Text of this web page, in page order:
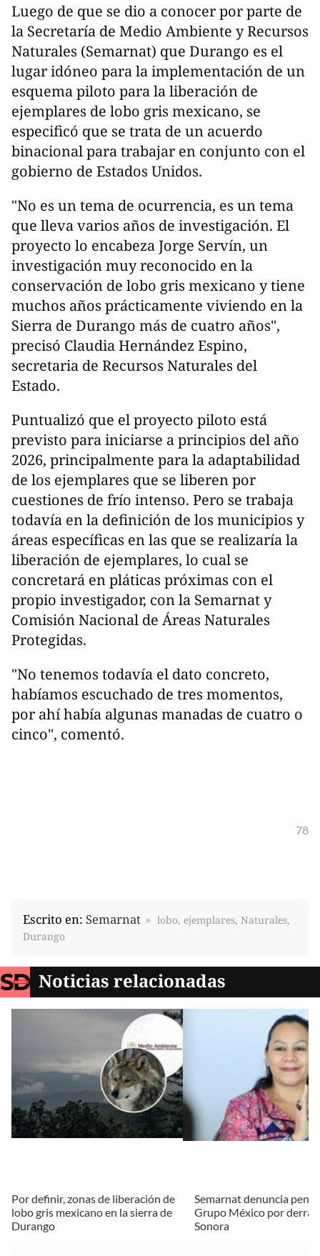
Luego de que se dio a conocer por parte de
la Secretaría de Medio Ambiente y Recursos
Naturales (Semarnat) que Durango es el
lugar idóneo para la implementación de un
esquema piloto para la liberación de
ejemplares de lobo gris mexicano, se
especificó que se trata de un acuerdo
binacional para trabajar en conjunto con el
gobierno de Estados Unidos.
"No es un tema de ocurrencia, es un tema
que lleva varios años de investigación. El
proyecto lo encabeza Jorge Servín, un
investigación muy reconocido en la
conservación de lobo gris mexicano y tiene
muchos años prácticamente viviendo en la
Sierra de Durango más de cuatro años",
precisó Claudia Hernández Espino,
secretaria de Recursos Naturales del
Estado.
Puntualizó que el proyecto piloto está
previsto para iniciarse a principios del año
2026, principalmente para la adaptabilidad
de los ejemplares que se liberen por
cuestiones de frío intenso. Pero se trabaja
todavía en la definición de los municipios y
áreas específicas en las que se realizaría la
liberación de ejemplares, lo cual se
concretará en pláticas próximas con el
propio investigador, con la Semarnat y
Comisión Nacional de Áreas Naturales
Protegidas.
"No tenemos todavía el dato concreto,
habíamos escuchado de tres momentos,
por ahí había algunas manadas de cuatro o
cinco", comentó.
78
Escrito en: Semarnat
lobo, ejemplares, Naturales,
Durango
Noticias relacionadas
Por definir, zonas de liberación de
lobo gris mexicano en la sierra de
Durango
Semarnat denuncia
Grupo México por
Sonora